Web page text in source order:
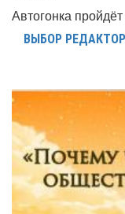
Автогонка
ВЫБОР